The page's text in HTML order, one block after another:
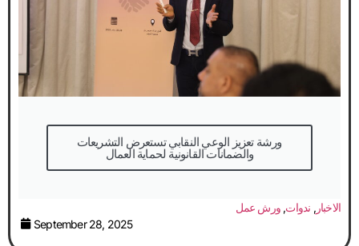
والضمانات القانونية لحماية العمال
الاخبار, ندوات,ورش عمل
September 28, 2025